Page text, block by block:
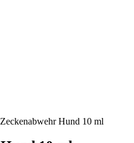
Hund 10 ml